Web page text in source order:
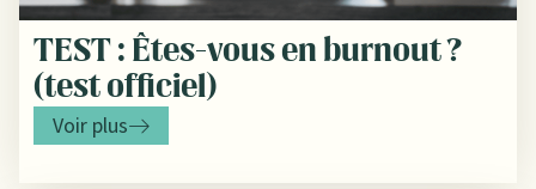
TEST : Êtes-vous en burnout ?
(test officiel)
Voir plus